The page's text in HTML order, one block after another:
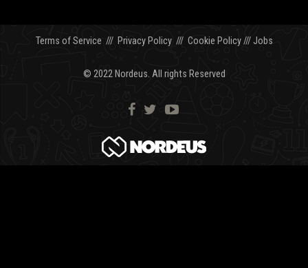
Terms of Service /// Privacy Policy/// Cookie Policy///Jobs
© 2022 Nordeus. All rights Reserved